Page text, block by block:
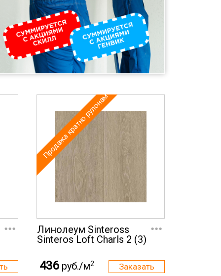
...
Продажа кратно рулонам
Линолеум Sinteross
Sinteros Loft Charls 2 (3)
...
436 руб./м2